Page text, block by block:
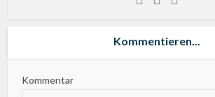
Kommentieren...
Kommentar